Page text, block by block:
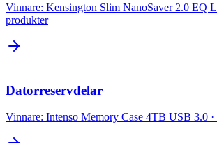
Vinnare: Kensington Slim NanoSaver 2.0 EQ
produkter
Datorreservdelar
Vinnare: Intenso Memory Case 4TB USB 3.0 ·